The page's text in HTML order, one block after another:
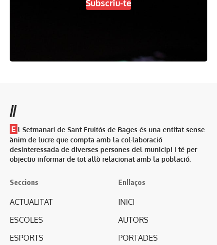
Subscriu-te
//
E l Setmanari de Sant Fruitós de Bages és una entitat sense
ànim de lucre que compta amb la col·laboració
desinteressada de diverses persones del municipi i té per
objectiu informar de tot allò relacionat amb la població.
Seccions
ACTUALITAT
ESCOLES
ESPORTS
Enllaços
INICI
AUTORS
PORTADES